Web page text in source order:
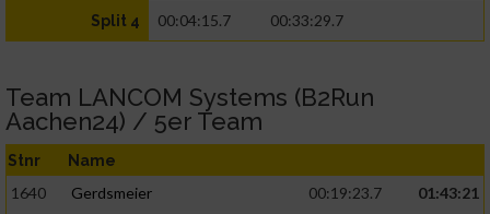
Split 4 00:04:15.7 00:33:29.7
Team LANCOM Systems (B2Run
Aachen24) / 5er Team
Stnr Name
1640 Gerdsmeier 00:19:23.7
01:43:21